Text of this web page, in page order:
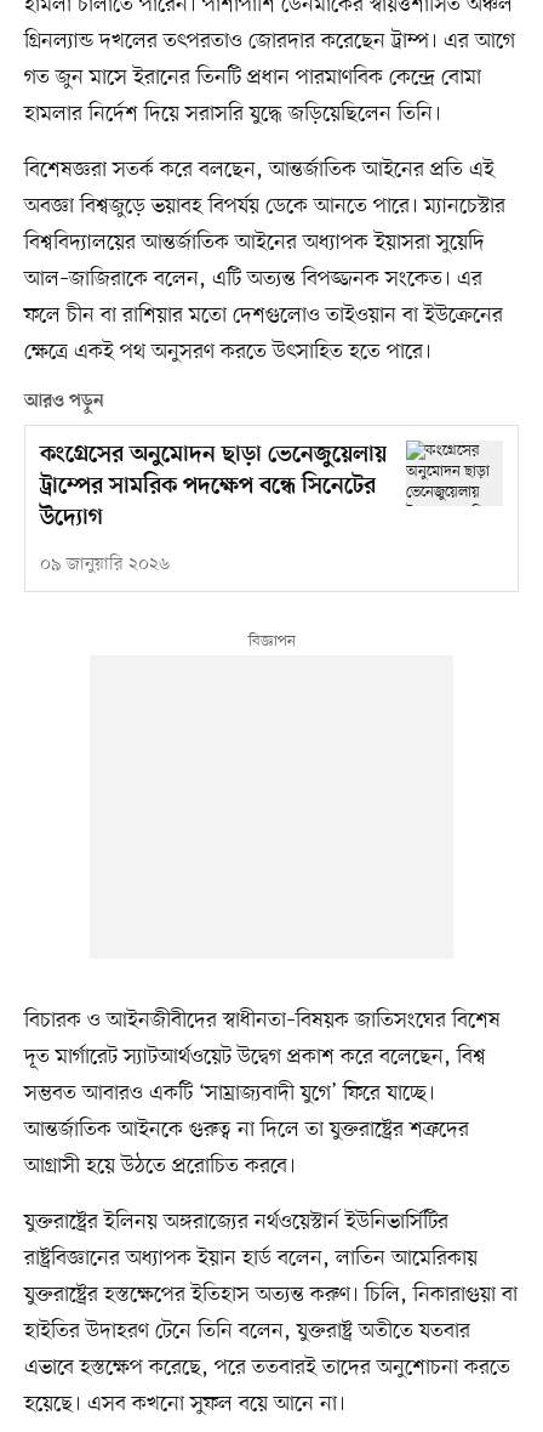
গ্রিনল্যান্ড দখলের তৎপরতাও জোরদার করেছেন ট্রাম্প। এর আগে
গত জুন মাসে ইরানের তিনটি প্রধান পারমাণবিক কেন্দ্রে বোমা
হামলার নির্দেশ দিয়ে সরাসরি যুদ্ধে জড়িয়েছিলেন তিনি।
বিশেষজ্ঞরা সতর্ক করে বলছেন, আন্তর্জাতিক আইনের প্রতি এই
অবজ্ঞা বিশ্বজুড়ে ভয়াবহ বিপর্যয় ডেকে আনতে পারে। ম্যানচেস্টার
বিশ্ববিদ্যালয়ের আন্তর্জাতিক আইনের অধ্যাপক ইয়াসরা সুয়েদি
আল–জাজিরাকে বলেন, এটি অত্যন্ত বিপজ্জনক সংকেত। এর
ফলে চীন বা রাশিয়ার মতো দেশগুলোও তাইওয়ান বা ইউক্রেনের
ক্ষেত্রে একই পথ অনুসরণ করতে উৎসাহিত হতে পারে।
আরও পড়ুন
কংগ্রেসের অনুমোদন ছাড়া ভেনেজুয়েলায়
ট্রাম্পের সামরিক পদক্ষেপ বন্ধে সিনেটের
উদ্যোগ
০৯ জানুয়ারি ২০২৬
বিচারক ও আইনজীবীদের স্বাধীনতা–বিষয়ক জাতিসংঘের বিশেষ
দূত মার্গারেট স্যাটআর্থওয়েট উদ্বেগ প্রকাশ করে বলেছেন, বিশ্ব
সম্ভবত আবারও একটি ‘সাম্রাজ্যবাদী যুগে’ ফিরে যাচ্ছে।
আন্তর্জাতিক আইনকে গুরুত্ব না দিলে তা যুক্তরাষ্ট্রের শত্রুদের
আগ্রাসী হয়ে উঠতে প্ররোচিত করবে।
যুক্তরাষ্ট্রের ইলিনয় অঙ্গরাজ্যের নর্থওয়েস্টার্ন ইউনিভার্সিটির
রাষ্ট্রবিজ্ঞানের অধ্যাপক ইয়ান হার্ড বলেন, লাতিন আমেরিকায়
যুক্তরাষ্ট্রের হস্তক্ষেপের ইতিহাস অত্যন্ত করুণ। চিলি, নিকারাগুয়া বা
হাইতির উদাহরণ টেনে তিনি বলেন, যুক্তরাষ্ট্র অতীতে যতবার
এভাবে হস্তক্ষেপ করেছে, পরে ততবারই তাদের অনুশোচনা করতে
হয়েছে। এসব কখনো সুফল বয়ে আনে না।